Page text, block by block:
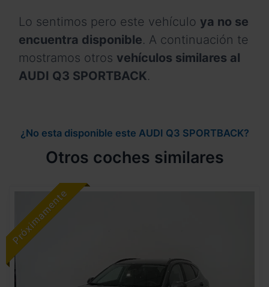
Lo sentimos pero este vehículo ya no se
encuentra disponible. A continuación te
mostramos otros vehículos similares al
AUDI Q3 SPORTBACK.
¿No esta disponible este AUDI Q3 SPORTBACK?
Otros coches similares